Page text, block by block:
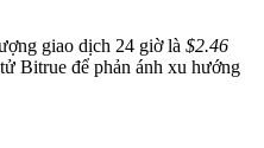
giao dịch 24 giờ là $2.46
Bitrue để phản ánh xu hướng